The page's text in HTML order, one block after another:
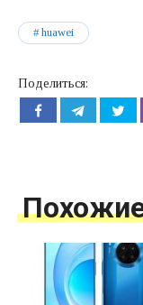
huawei
Поделиться: